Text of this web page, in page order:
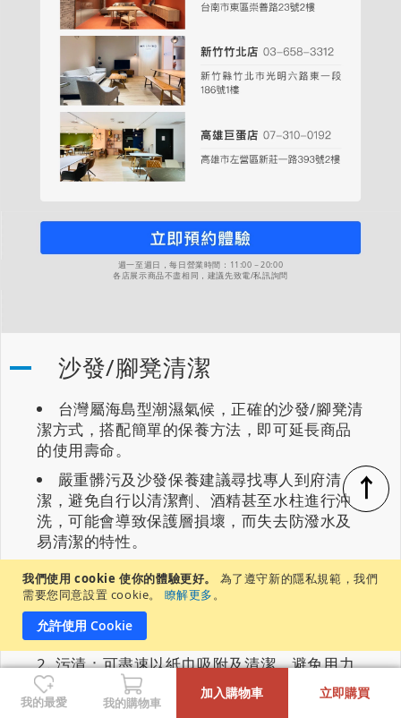
我們使用 cookie 使你的體驗更好。
為了遵守新的隱私規範，我們
需要您同意設置 cookie。
瞭解更多。
允許使用 Cookie
週一至週日，每日營業時間：11:00－20:00
各店展示商品不盡相同，建議先致電/私訊詢問
沙發/腳凳清潔
台灣屬海島型潮濕氣候，正確的沙發/腳凳清
潔方式，搭配簡單的保養方法，即可延長商品
的使用壽命。
嚴重髒污及沙發保養建議尋找專人到府清
潔，避免自行以清潔劑、酒精甚至水柱進行沖
洗，可能會導致保護層損壞，而失去防潑水及
易清潔的特性。
如遇以下情況，建議正確的清潔方式如下：
灰塵：可使用軟毛撣子清掃、除塵滾輪以及
吸塵器清除表面灰塵。
污漬：可盡速以紙巾吸附及清潔，避免用力
按壓、擦拭表面，以免破壞保護層。
↑
我的最愛 我的購物車
加入購物車 立即購買
+
-